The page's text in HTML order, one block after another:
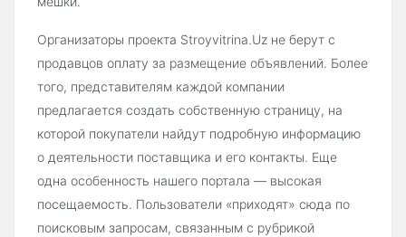
Организаторы проекта Stroyvitrina.Uz не берут с
продавцов оплату за размещение объявлений. Более
того, представителям каждой компании
предлагается создать собственную страницу, на
которой покупатели найдут подробную информацию
о деятельности поставщика и его контакты. Еще
одна особенность нашего портала — высокая
посещаемость. Пользователи «приходят» сюда по
поисковым запросам, связанным с рубрикой